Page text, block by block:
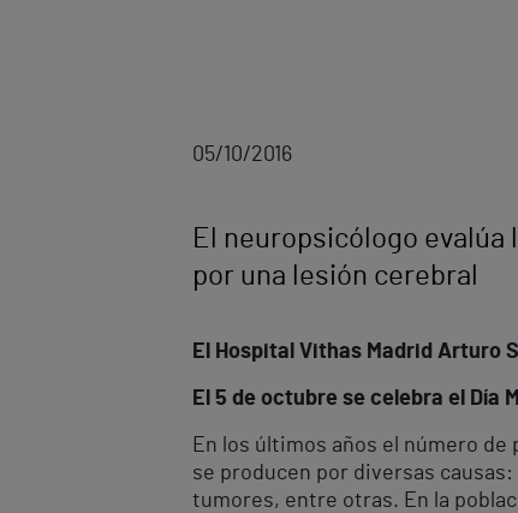
05/10/2016
El neuropsicólogo
por una lesión cerebral
El Hospital Vithas Madrid Arturo
El 5 de octubre se celebra el Día
En los últimos años el número
se producen por diversas
tumores, entre otras. En la